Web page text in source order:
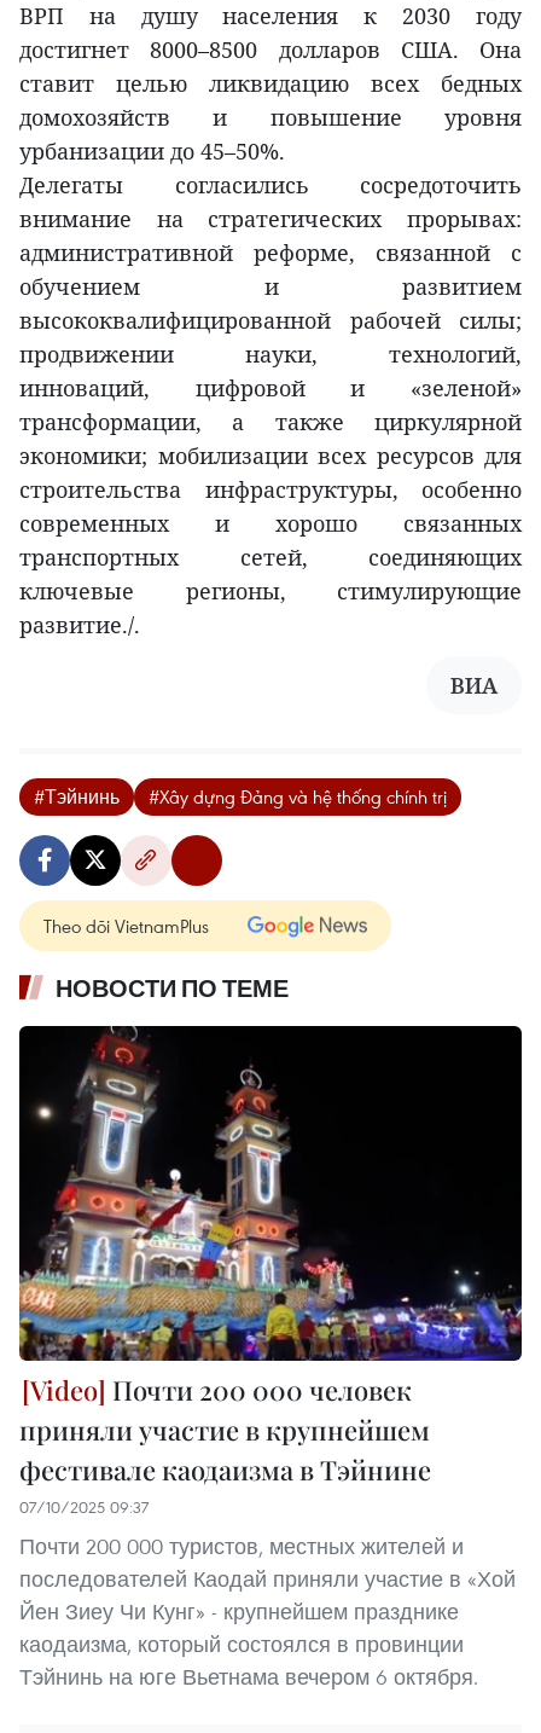
ВРП на душу населения к 2030 году
достигнет 8000–8500 долларов США. Она
ставит целью ликвидацию всех бедных
домохозяйств и повышение уровня
урбанизации до 45–50%.
Делегаты согласились сосредоточить
внимание на стратегических прорывах:
административной реформе, связанной с
обучением и развитием
высококвалифицированной рабочей силы;
продвижении науки, технологий,
инноваций, цифровой и «зеленой»
трансформации, а также циркулярной
экономики; мобилизации всех ресурсов для
строительства инфраструктуры, особенно
современных и хорошо связанных
транспортных сетей, соединяющих
ключевые регионы, стимулирующие
развитие./.
ВИА
#Тэйнинь #Xây dựng Đảng và hệ thống chính trị
Theo dõi VietnamPlus
НОВОСТИ ПО ТЕМЕ
Почти 200 000 человек
приняли участие в крупнейшем
фестивале каодаизма в Тэйнине
07/10/2025 09:37
Почти 200 000 туристов, местных жителей и
последователей Каодай приняли участие в «Хой
Йен Зиеу Чи Кунг» - крупнейшем празднике
каодаизма, который состоялся в провинции
Тэйнинь на юге Вьетнама вечером 6 октября.